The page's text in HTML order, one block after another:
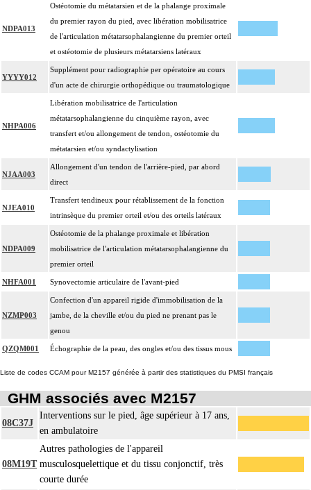
NDPA013
Ostéotomie du métatarsien et de la phalange proximale
du premier rayon du pied, avec libération mobilisatrice
de l'articulation métatarsophalangienne du premier orteil
et ostéotomie de plusieurs métatarsiens latéraux
YYYY012
Supplément pour radiographie per opératoire au cours
d'un acte de chirurgie orthopédique ou traumatologique
NHPA006
Libération mobilisatrice de l'articulation
métatarsophalangienne du cinquième rayon, avec
transfert et/ou allongement de tendon, ostéotomie du
métatarsien et/ou syndactylisation
NJAA003
Allongement d'un tendon de l'arrière-pied, par abord
direct
NJEA010
Transfert tendineux pour rétablissement de la fonction
intrinsèque du premier orteil et/ou des orteils latéraux
NDPA009
Ostéotomie de la phalange proximale et libération
mobilisatrice de l'articulation métatarsophalangienne du
premier orteil
NHFA001 Synovectomie articulaire de l'avant-pied
NZMP003
Confection d'un appareil rigide d'immobilisation de la
jambe, de la cheville et/ou du pied ne prenant pas le
genou
QZQM001 Échographie de la peau, des ongles et/ou des tissus mous
Liste de codes CCAM pour M2157 générée à partir des statistiques du PMSI français
GHM associés avec M2157
08C37J
Interventions sur le pied, âge supérieur à 17 ans,
en ambulatoire
08M19T
Autres pathologies de l'appareil
musculosquelettique et du tissu conjonctif, très
courte durée